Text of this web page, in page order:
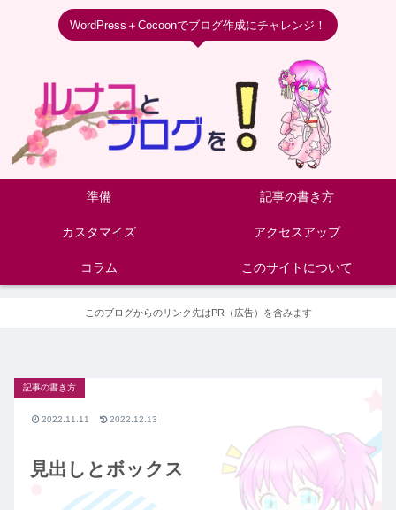
WordPress＋Cocoonでブログ作成にチャレンジ！
準備 記事の書き方
カスタマイズ アクセスアップ
コラム このサイトについて
このブログからのリンク先はPR（広告）を含みます
見出しとボックス
記事の書き方
2022.11.11 2022.12.13